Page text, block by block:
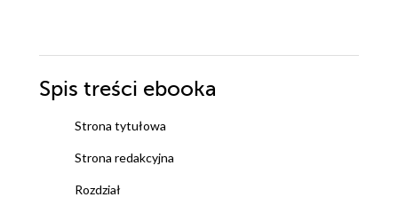
Spis treści ebooka
Strona tytułowa
Strona redakcyjna
Rozdział